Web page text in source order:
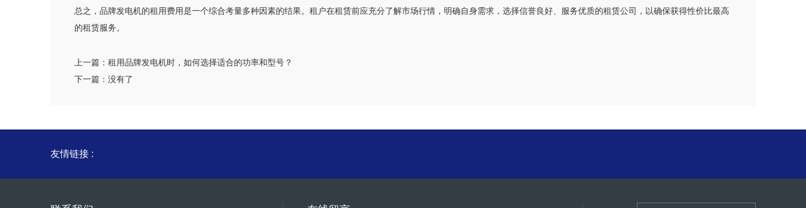
总之，品牌发电机的租用费用是一个综合考量多种因素的结果。租户在租赁前应充分了解市场行情，明确自身需求，选择信誉良好、服务优质的租赁公司，以确保获得性价比最高
的租赁服务。
上一篇： 租用品牌发电机时，如何选择适合的功率和型号？
下一篇： 没有了
友情链接 :